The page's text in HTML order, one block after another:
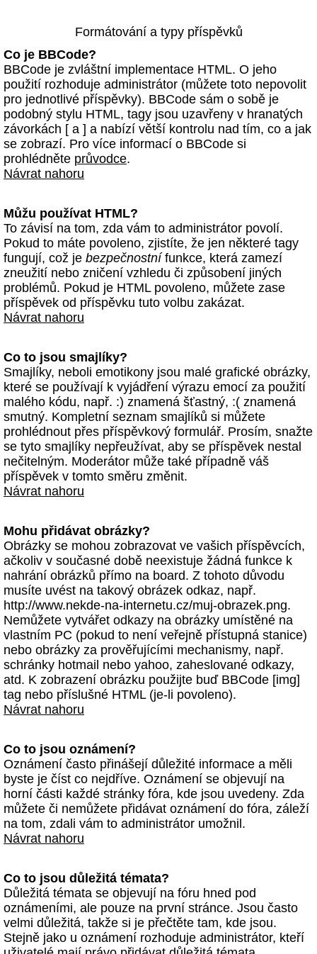
Formátování a typy příspěvků
Co je BBCode?
BBCode je zvláštní implementace HTML. O jeho
použití rozhoduje administrátor (můžete toto nepovolit
pro jednotlivé příspěvky). BBCode sám o sobě je
podobný stylu HTML, tagy jsou uzavřeny v hranatých
závorkách [ a ] a nabízí větší kontrolu nad tím, co a jak
se zobrazí. Pro více informací o BBCode si
prohlédněte průvodce.
Návrat nahoru
Můžu používat HTML?
To závisí na tom, zda vám to administrátor povolí.
Pokud to máte povoleno, zjistíte, že jen některé tagy
fungují, což je bezpečnostnífunkce, která zamezí
zneužití nebo zničení vzhledu či způsobení jiných
problémů. Pokud je HTML povoleno, můžete zase
příspěvek od příspěvku tuto volbu zakázat.
Návrat nahoru
Co to jsou smajlíky?
Smajlíky, neboli emotikony jsou malé grafické obrázky,
které se používají k vyjádření výrazu emocí za použití
malého kódu, např. :) znamená šťastný, :( znamená
smutný. Kompletní seznam smajlíků si můžete
prohlédnout přes příspěvkový formulář. Prosím, snažte
se tyto smajlíky nepřeužívat, aby se příspěvek nestal
nečitelným. Moderátor může také případně váš
příspěvek v tomto směru změnit.
Návrat nahoru
Mohu přidávat obrázky?
Obrázky se mohou zobrazovat ve vašich příspěvcích,
ačkoliv v současné době neexistuje žádná funkce k
nahrání obrázků přímo na board. Z tohoto důvodu
musíte uvést na takový obrázek odkaz, např.
http://www.nekde-na-internetu.cz/muj-obrazek.png.
Nemůžete vytvářet odkazy na obrázky umístěné na
vlastním PC (pokud to není veřejně přístupná stanice)
nebo obrázky za prověřujícími mechanismy, např.
schránky hotmail nebo yahoo, zaheslované odkazy,
atd. K zobrazení obrázku použijte buď BBCode [img]
tag nebo příslušné HTML (je-li povoleno).
Návrat nahoru
Co to jsou oznámení?
Oznámení často přinášejí důležité informace a měli
byste je číst co nejdříve. Oznámení se objevují na
horní části každé stránky fóra, kde jsou uvedeny. Zda
můžete či nemůžete přidávat oznámení do fóra, záleží
na tom, zdali vám to administrátor umožnil.
Návrat nahoru
Co to jsou důležitá témata?
Důležitá témata se objevují na fóru hned pod
oznámeními, ale pouze na první stránce. Jsou často
velmi důležitá, takže si je přečtěte tam, kde jsou.
Stejně jako u oznámení rozhoduje administrátor, kteří